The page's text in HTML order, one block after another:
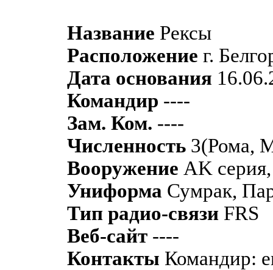
Название Рексы
Расположение г.
Дата основания
Командир ----
Зам. Ком. ----
Численность 3(Рома,
Вооружение AK
Униформа Сумрак,
Тип радио-связи FRS
Веб-сайт ----
Контакты Командир: